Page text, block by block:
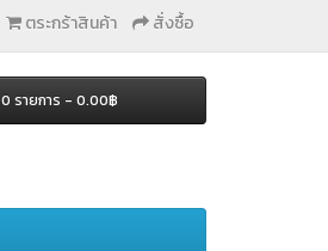
ตระกร้าสินค้า สั่งซื้อ
0 รายการ - 0.00฿